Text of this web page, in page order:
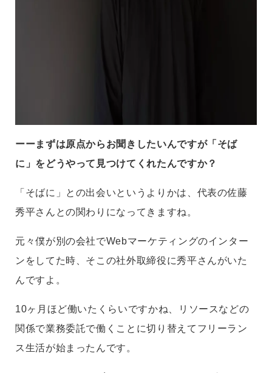
ーーまずは原点からお聞きしたいんですが「そば
に」をどうやって見つけてくれたんですか？
「そばに」との出会いというよりかは、代表の佐藤
秀平さんとの関わりになってきますね。
元々僕が別の会社でWebマーケティングのインター
ンをしてた時、そこの社外取締役に秀平さんがいた
んですよ。
10ヶ月ほど働いたくらいですかね、リソースなどの
関係で業務委託で働くことに切り替えてフリーラン
ス生活が始まったんです。